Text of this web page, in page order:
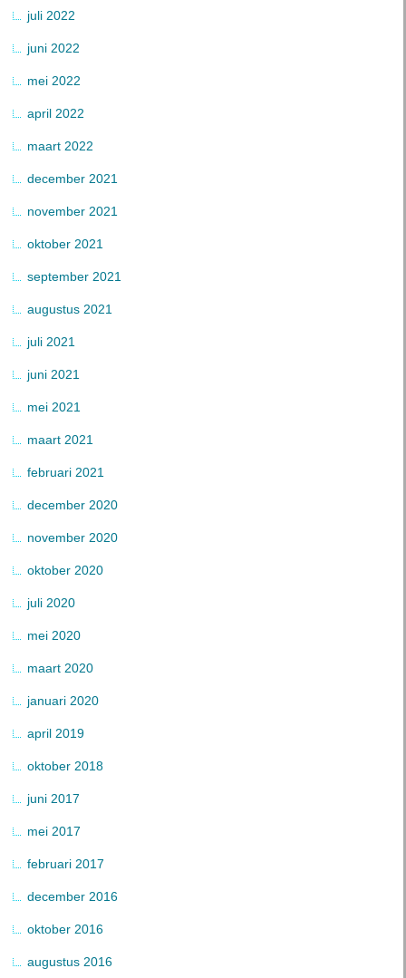
juli 2022
juni 2022
mei 2022
april 2022
maart 2022
december 2021
november 2021
oktober 2021
september 2021
augustus 2021
juli 2021
juni 2021
mei 2021
maart 2021
februari 2021
december 2020
november 2020
oktober 2020
juli 2020
mei 2020
maart 2020
januari 2020
april 2019
oktober 2018
juni 2017
mei 2017
februari 2017
december 2016
oktober 2016
augustus 2016